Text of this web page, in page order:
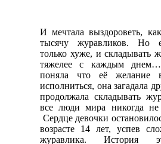
И мечтала выздороветь,
тысячу журавликов. Но
только хуже, и складывать
тяжелее с каждым
поняла что её желание
исполниться, она загадала
продолжала складывать
все люди мира никогда
Сердце девочки
возрасте 14 лет, успев
журавлика. История